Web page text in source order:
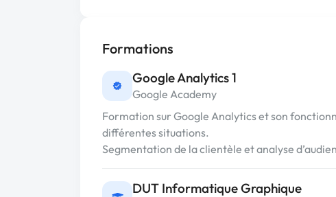
Formations
Google Analytics 1
Google Academy
Formation sur Google Analytics et son
différentes situations.
Segmentation de la clientèle et analyse
DUT Informatique Graphique